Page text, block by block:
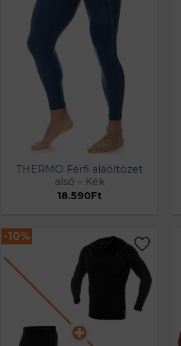
THERMO Férfi aláöltözet
alsó – Kék
18.590Ft
-%
-10%